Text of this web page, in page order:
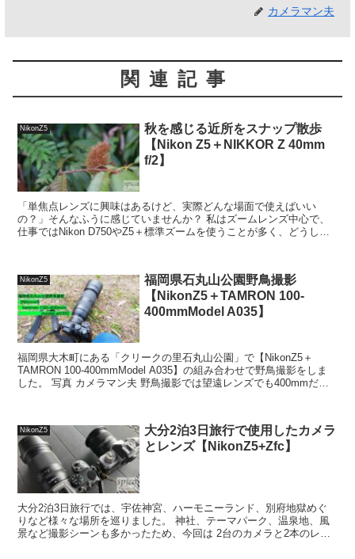
カメラマン夫
関連記事
NikonZ5
秋を感じる近所をスナップ散歩
【Nikon Z5＋NIKKOR Z 40mm
f/2】
「単焦点レンズに興味はあるけど、実際どんな場面で使えばいい
の？」そんなふうに感じていませんか？ 私はズームレンズ中心で、
仕事ではNikon D750やZ5＋標準ズームを使うことが多く、どうして
NikonZ5
福岡県石丸山公園野鳥撮影
【NikonZ5＋TAMRON 100-
400mmModel A035】
福岡県大木町にある「クリークの里石丸山公園」で【NikonZ5＋
TAMRON 100-400mmModel A035】の組み合わせで野鳥撮影をしま
した。 写真 カメラマン夫 野鳥撮影では望遠レンズでも400mmだと
NikonZ5
大分2泊3日旅行で使用したカメラ
とレンズ【NikonZ5+Zfc】
大分2泊3日旅行では、宇佐神宮、ハーモニーランド、別府地獄めぐ
りなど様々な場所を巡りました。 神社、テーマパーク、温泉地、風
景など撮影シーンも多かったため、今回は 2台のカメラと2本のレン